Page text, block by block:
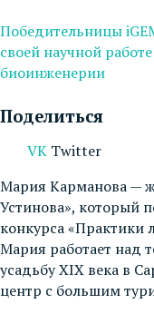
Победительницы
своей научной
биоинженерии
Поделиться
VK Twitter
Мария Карманова —
Устинова», который
конкурса «Практики
Мария работает над
усадьбу XIX века в
центр с большим